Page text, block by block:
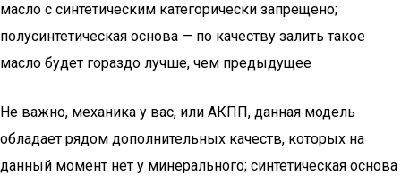
масло с синтетическим категорически запрещено;
полусинтетическая основа — по качеству залить такое
масло будет гораздо лучше, чем предыдущее
Не важно, механика у вас, или АКПП, данная модель
обладает рядом дополнительных качеств, которых на
данный момент нет у минерального; синтетическая основа